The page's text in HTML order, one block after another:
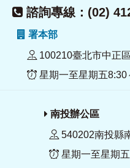
諮詢專線：(02)
署本部
100210臺北市中正
星期一至星期五8:30
南投辦公區
540202南投縣
星期一至星期